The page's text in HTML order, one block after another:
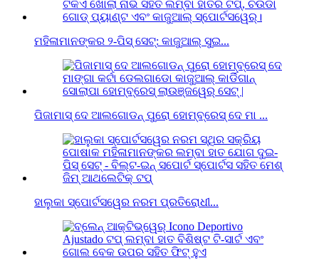
ମହିଳାମାନଙ୍କର ୨-ପିସ୍ ସେଟ୍: କାଜୁଆଲ୍ ସୁଇ...
ପିଜାମାସ୍ ଦେ ଆଲଗୋଡନ୍ ପୁରୋ ହୋମ୍ବ୍ରେସ୍ ଦେ ମା ...
ହାଲୁକା ସ୍ପୋର୍ଟସୱେର ନରମ ପ୍ରତିରୋଧୀ...